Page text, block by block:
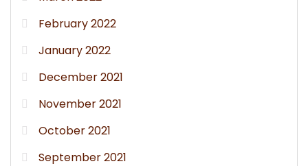
February 2022
January 2022
December 2021
November 2021
October 2021
September 2021